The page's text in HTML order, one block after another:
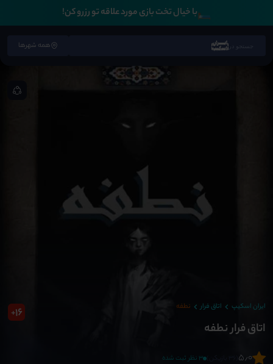
🛏️با خیال تخت بازی مورد علاقه تو رزرو کن!
همه شهرها
ایران اسکیپ اتاق فرار نطفه
اتاق فرار نطفه
16
+
5٫0 3 نظر ثبت شده